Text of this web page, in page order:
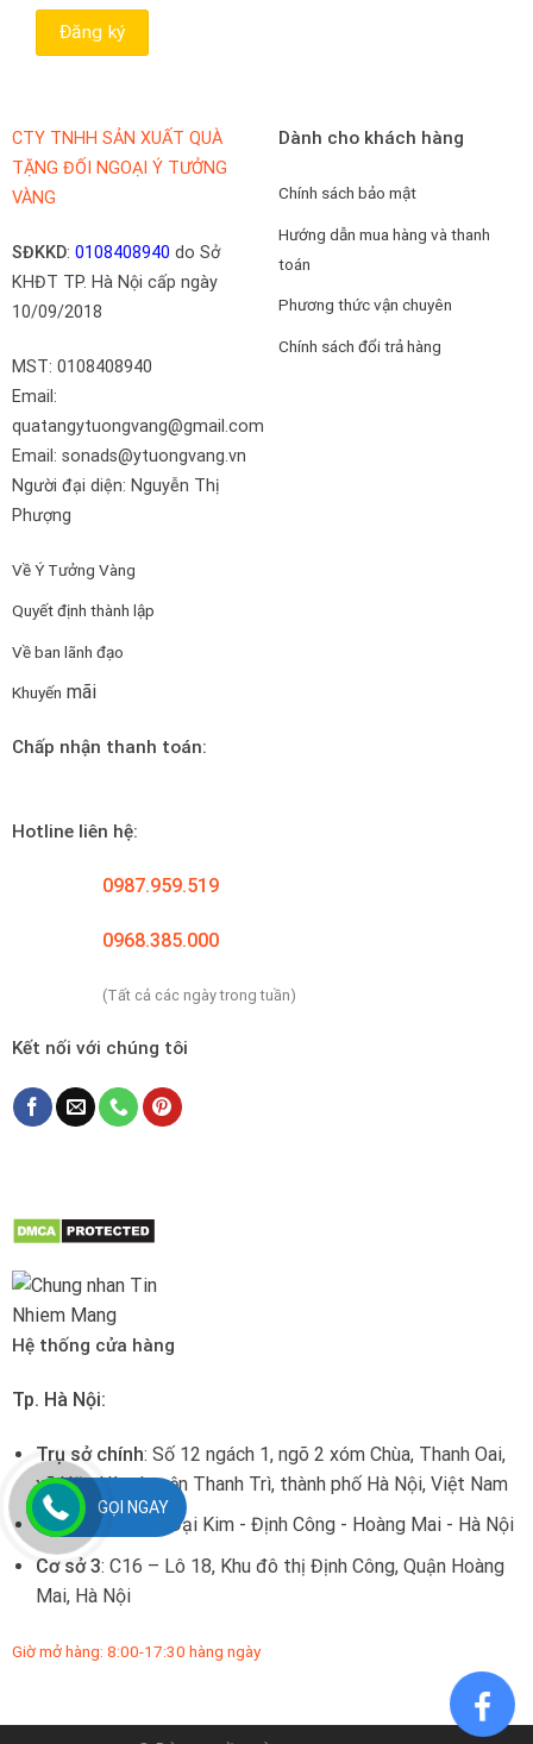
CTY TNHH SẢN XUẤT QUÀ
TẶNG ĐỐI NGOẠI Ý TƯỞNG
VÀNG
SĐKKD: 0108408940 do Sở
KHĐT TP. Hà Nội cấp ngày
10/09/2018
MST: 0108408940
Email:
quatangytuongvang@gmail.com
Email: sonads@ytuongvang.vn
Người đại diện: Nguyễn Thị
Phượng
Về Ý Tưởng Vàng
Quyết định thành lập
Về ban lãnh đạo
Khuyến mãi
Dành cho khách hàng
Chính sách bảo mật
Hướng dẫn mua hàng và thanh
toán
Phương thức vận chuyên
Chính sách đổi trả hàng
Chấp nhận thanh toán:
Hotline liên hệ:
0987.959.519
0968.385.000
(Tất cả các ngày trong tuần)
Kết nối với chúng tôi
Hệ thống cửa hàng
Tp. Hà Nội:
Trụ sở chính: Số 12 ngách 1, ngõ 2 xóm Chùa, Thanh Oai,
xã Hữu Hòa, huyện Thanh Trì, thành phố Hà Nội, Việt Nam
Cơ sở 2: 146A4 Đại Kim - Định Công - Hoàng Mai - Hà Nội
Cơ sở 3: C16 – Lô 18, Khu đô thị Định Công, Quận Hoàng
Mai, Hà Nội
Giờ mở hàng: 8:00-17:30 hàng ngày
GỌI NGAY